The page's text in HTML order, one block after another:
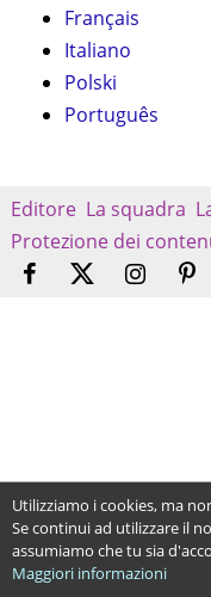
Français
Italiano
Polski
Português
Editore La squadra
Protezione dei
Utilizziamo i cookies, ma
Se continui ad utilizzare il
assumiamo che tu sia
Maggiori informazioni